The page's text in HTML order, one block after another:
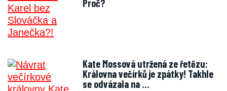
Proč?
Kate Mossová utržená ze řetězu:
Královna večírků je zpátky! Takhle
se odvázala na …